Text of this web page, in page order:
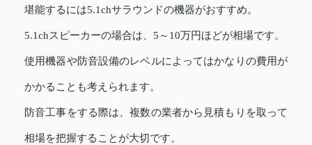
堪能するには5.1chサラウンドの機器がおすすめ。
5.1chスピーカーの場合は、5～10万円ほどが相場です。
使用機器や防音設備のレベルによってはかなりの費用が
かかることも考えられます。
防音工事をする際は、複数の業者から見積もりを取って
相場を把握することが大切です。